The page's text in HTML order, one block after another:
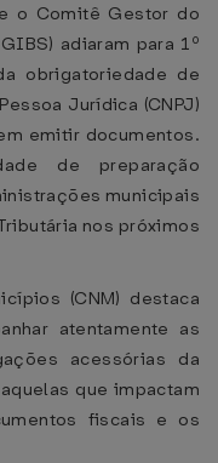
o Comitê Gestor do
adiaram para 1º
obrigatoriedade de
Jurídica (CNPJ)
emitir documentos.
de preparação
municipais
nos próximos
(CNM) destaca
atentamente as
acessórias da
que impactam
fiscais e os